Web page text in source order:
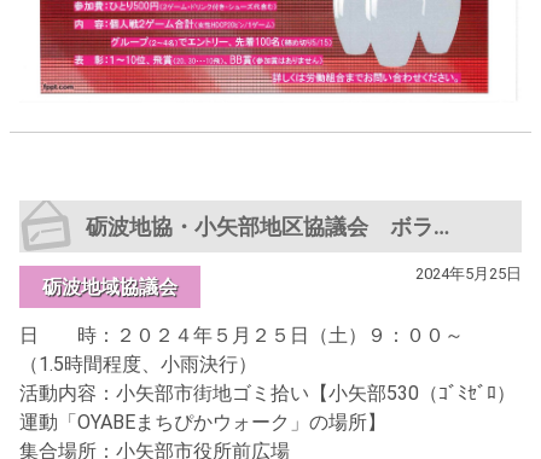
砺波地協・小矢部地区協議会 ボランティア清掃活動 参加者募集中（5/17まで）
砺波地域協議会
2024年5月25日
日 時：２０２４年５月２５日（土）９：００～
（1.5時間程度、小雨決行）
活動内容：小矢部市街地ゴミ拾い【小矢部530（ｺﾞﾐｾﾞﾛ）
運動「OYABEまちぴかウォーク」の場所】
集合場所：小矢部市役所前広場